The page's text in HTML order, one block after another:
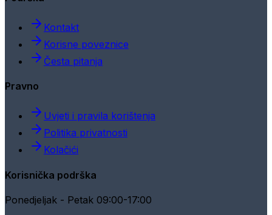
Kontakt
Korisne poveznice
Česta pitanja
Pravno
Uvjeti i pravila korištenja
Politika privatnosti
Kolačići
Korisnička podrška
Ponedjeljak - Petak 09:00-17:00